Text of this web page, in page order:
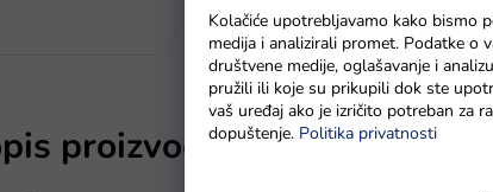
Kolačiće upotrebljavamo kako bismo
medija i analizirali promet. Podatke o
društvene medije, oglašavanje i
pružili ili koje su prikupili dok ste
vaš uređaj ako je izričito potreban za
dopuštenje. Politika privatnosti
Na zalihi - dostava do 6 dana
proizvoda